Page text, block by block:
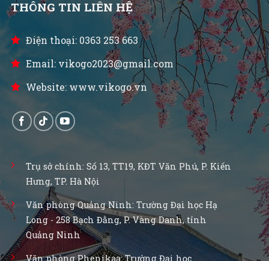
THÔNG TIN LIÊN HỆ
Điện thoại: 0363 253 663
Email: vikogo2023@gmail.com
Website: www.vikogo.vn
Trụ sở chính: Số 13, TT19, KĐT Văn Phú, P. Kiến
Hưng, TP. Hà Nội
Văn phòng Quảng Ninh: Trường Đại học Hạ
Long - 258 Bạch Đằng, P. Vàng Danh, tỉnh
Quảng Ninh
Văn phòng Phenikaa: Trường Đại học